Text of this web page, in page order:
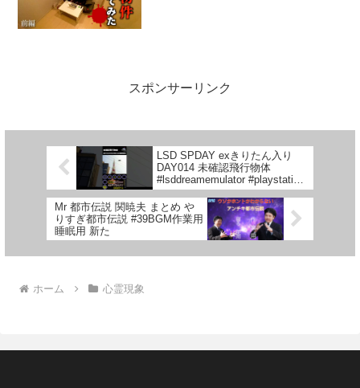
スポンサーリンク
LSD SPDAY exきりたん入り
DAY014 未確認飛行物体
#lsddreamemulator #playstation
#東北きりたん #奇ゲー
Mr 都市伝説 関暁夫 まとめ や
りすぎ都市伝説 #39BGM作業用
睡眠用 新た
ホーム 心霊現象